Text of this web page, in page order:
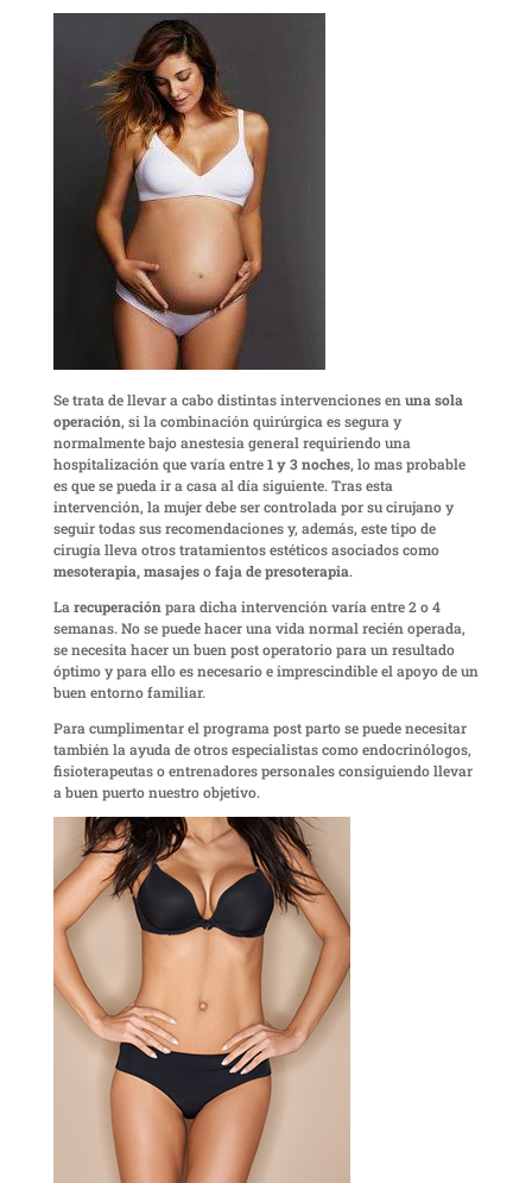
Se trata de llevar a cabo distintas intervenciones en una sola
operación, si la combinación quirúrgica es segura y
normalmente bajo anestesia general requiriendo una
hospitalización que varía entre1 y 3 noches, lo mas probable
es que se pueda ir a casa al día siguiente. Tras esta
intervención, la mujer debe ser controlada por su cirujano y
seguir todas sus recomendaciones y, además, este tipo de
cirugía lleva otros tratamientos estéticos asociados como
mesoterapia, masajesofaja de presoterapia.
La recuperación para dicha intervención varía entre 2 o 4
semanas. No se puede hacer una vida normal recién operada,
se necesita hacer un buen post operatorio para un resultado
óptimo y para ello es necesario e imprescindible el apoyo de un
buen entorno familiar.
Para cumplimentar el programa post parto se puede necesitar
también la ayuda de otros especialistas como endocrinólogos,
fisioterapeutas o entrenadores personales consiguiendo llevar
a buen puerto nuestro objetivo.